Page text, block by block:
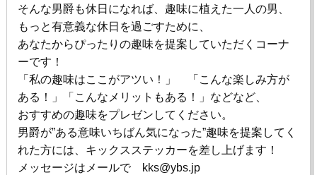
そんな男爵も休日になれば、趣味に植えた一人の男、
もっと有意義な休日を過ごすために、
あなたからぴったりの趣味を提案していただくコーナ
ーです！
「私の趣味はここがアツい！」 「こんな楽しみ方が
ある！」「こんなメリットもある！」などなど、
おすすめの趣味をプレゼンしてください。
男爵が”ある意味いちばん気になった”趣味を提案してく
れた方には、キックスステッカーを差し上げます！
メッセージはメールで
kks@ybs.jp